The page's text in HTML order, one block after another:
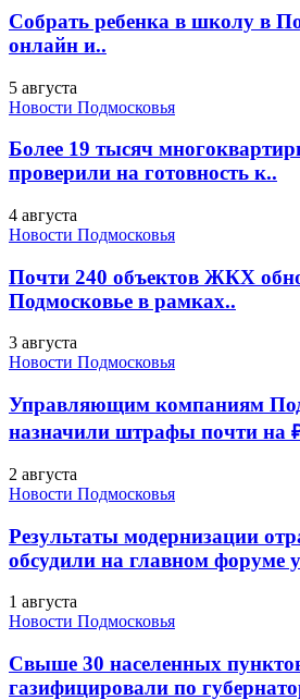
Собрать ребенка в школу в
онлайн и..
5 августа
Новости Подмосковья
Более 19 тысяч
проверили на готовность к..
4 августа
Новости Подмосковья
Почти 240 объектов ЖКХ
Подмосковье в рамках..
3 августа
Новости Подмосковья
Управляющим компаниям
назначили штрафы почти на
2 августа
Новости Подмосковья
Результаты модернизации
обсудили на главном форуме
1 августа
Новости Подмосковья
Свыше 30 населенных
газифицировали по